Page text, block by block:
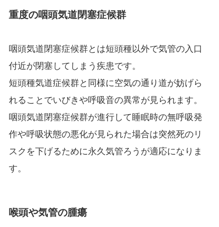
重度の咽頭気道閉塞症候群
咽頭気道閉塞症候群とは短頭種以外で気管の入口
付近が閉塞してしまう疾患です。
短頭種気道症候群と同様に空気の通り道が妨げら
れることでいびきや呼吸音の異常が見られます。
咽頭気道閉塞症候群が進行して睡眠時の無呼吸発
作や呼吸状態の悪化が見られた場合は突然死のリ
スクを下げるために永久気管ろうが適応になりま
す。
喉頭や気管の腫瘍